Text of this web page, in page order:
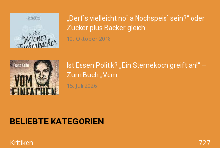
„Derf`s vielleicht no` a Nochspeis` sein?“ oder
Zucker plus Bäcker gleich...
10. Oktober 2018
Ist Essen Politik? „Ein Sternekoch greift an!“ –
Zum Buch „Vom...
15. Juli 2026
BELIEBTE KATEGORIEN
Kritiken
727